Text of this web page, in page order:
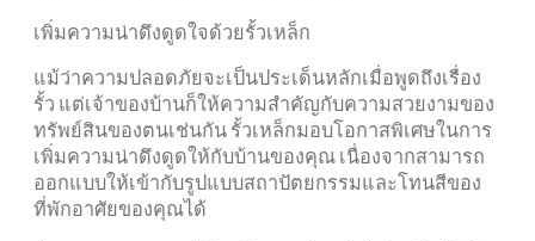
เพิ่มความน่าดึงดูดใจด้วยรั้วเหล็ก
แม้ว่าความปลอดภัยจะเป็นประเด็นหลักเมื่อพูดถึงเรื่อง
รั้ว แต่เจ้าของบ้านก็ให้ความสำคัญกับความสวยงามของ
ทรัพย์สินของตนเช่นกัน รั้วเหล็กมอบโอกาสพิเศษในการ
เพิ่มความน่าดึงดูดให้กับบ้านของคุณ เนื่องจากสามารถ
ออกแบบให้เข้ากับรูปแบบสถาปัตยกรรมและโทนสีของ
ที่พักอาศัยของคุณได้